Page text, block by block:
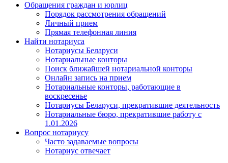
Обращения граждан и юрлиц
Порядок рассмотрения обращений
Личный прием
Прямая телефонная линия
Найти нотариуса
Нотариусы Беларуси
Нотариальные конторы
Поиск ближайшей нотариальной конторы
Онлайн запись на прием
Нотариальные конторы, работающие в
воскресенье
Нотариусы Беларуси, прекратившие деятельность
Нотариальные бюро, прекратившие работу с
1.01.2026
Вопрос нотариусу
Часто задаваемые вопросы
Нотариус отвечает